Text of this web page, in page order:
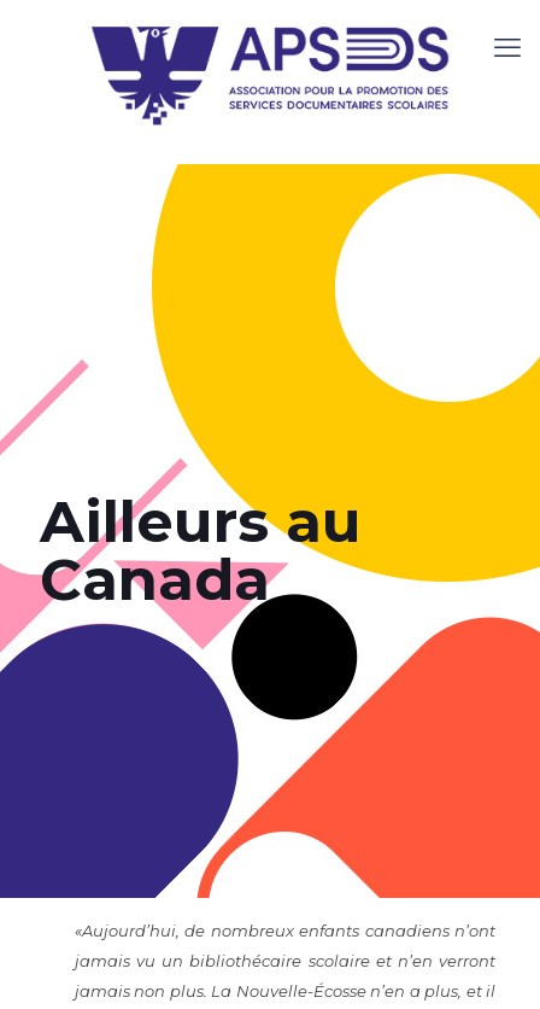
Ailleurs au
Canada
«Aujourd’hui, de nombreux enfants canadiens n’ont
jamais vu un bibliothécaire scolaire et n’en verront
jamais non plus. La Nouvelle-Écosse n’en a plus, et il